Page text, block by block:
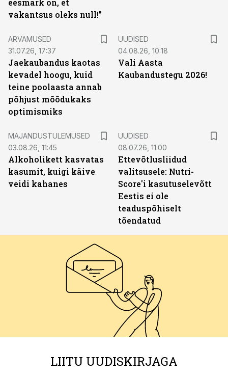
eesmärk on, et
vakantsus oleks null!”
ARVAMUSED
31.07.26, 17:37
Jaekaubandus kaotas
kevadel hoogu, kuid
teine poolaasta annab
põhjust mõõdukaks
optimismiks
UUDISED
04.08.26, 10:18
Vali Aasta
Kaubandustegu 2026!
MAJANDUSTULEMUSED
03.08.26, 11:45
Alkoholikett kasvatas
kasumit, kuigi käive
veidi kahanes
UUDISED
08.07.26, 11:00
Ettevõtlusliidud
valitsusele: Nutri-
Score'i kasutuselevõtt
Eestis ei ole
teaduspõhiselt
tõendatud
LIITU UUDISKIRJAGA